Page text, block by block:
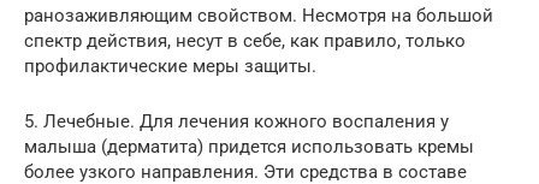
ранозаживляющим свойством. Несмотря на большой
спектр действия, несут в себе, как правило, только
профилактические меры защиты.
5. Лечебные. Для лечения кожного воспаления у
малыша (дерматита) придется использовать кремы
более узкого направления. Эти средства в составе